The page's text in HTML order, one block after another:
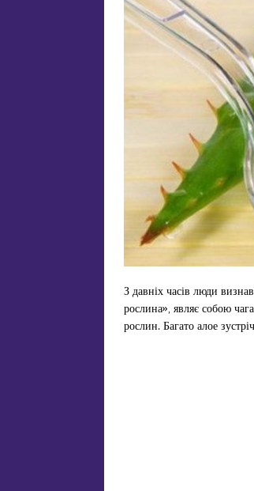
З давніх часів люди
рослина», являє собою
рослин. Багато алое